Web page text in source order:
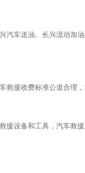
车送油、长兴流动加
援收费标准公道合理
设备和工具，汽车救